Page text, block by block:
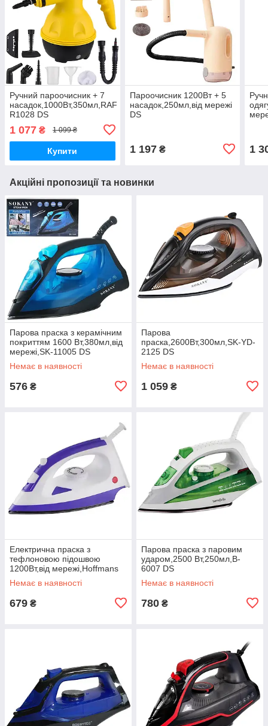
Ручний пароочисник + 7
насадок,1000Вт,350мл,RAF
R1028 DS
1 077 ₴ 1 099 ₴
Купити
Пароочисник 1200Вт + 5
насадок,250мл,від мережі
DS
1 197₴ 1
Акційні пропозиції та новинки
Парова праска з керамічним
покриттям 1600 Вт,380мл,від
мережі,SK-11005 DS
Немає в наявності
576 ₴
Парова
праска,2600Вт,300мл,SK-YD-
2125 DS
Немає в наявності
1 059 ₴
Електрична праска з
тефлоновою підошвою
1200Вт,від мережі,Hoffmans
HM-9050 DS
Немає в наявності
679 ₴
Парова праска з паровим
ударом,2500 Вт,250мл,B-
6007 DS
Немає в наявності
780 ₴